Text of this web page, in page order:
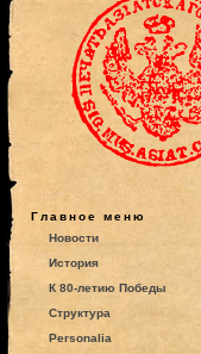
Главное меню
Новости
История
К 80-летию Победы
Структура
Personalia